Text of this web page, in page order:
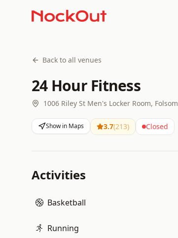
Back to all venues
24 Hour Fitness
1006 Riley St Men's Locker Room, Folsom
Show in Maps 3.7(213) Closed
Activities
Basketball
Running